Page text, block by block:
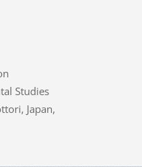
Studies
Japan,